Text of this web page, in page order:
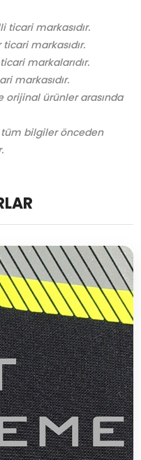
ticari markasıdır.
markasıdır.
markalarıdır.
markasıdır.
orijinal ürünler arasında
bilgiler önceden